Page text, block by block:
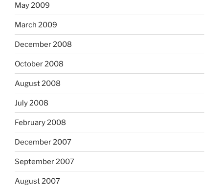
May 2009
March 2009
December 2008
October 2008
August 2008
July 2008
February 2008
December 2007
September 2007
August 2007